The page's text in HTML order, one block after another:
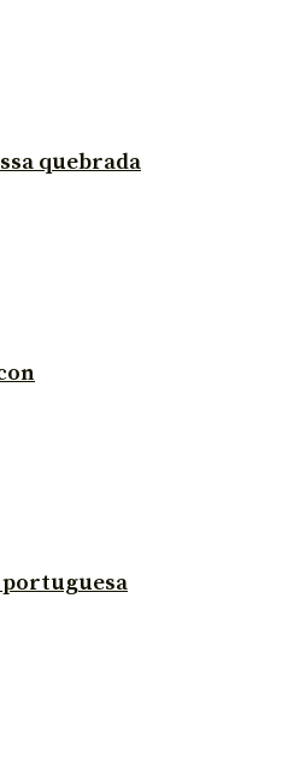
quebrada
portuguesa